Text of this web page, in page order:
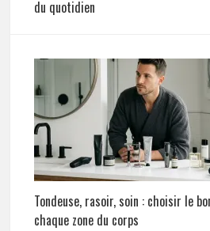
du quotidien
Tondeuse, rasoir, soin : choisir le
chaque zone du corps